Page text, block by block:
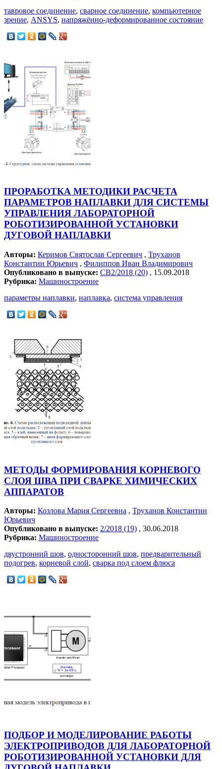
тавровое соединение, сварное соединение, компьютерное
зрение, ANSYS, напряжённо-деформированное состояние
ПРОРАБОТКА МЕТОДИКИ РАСЧЕТА
ПАРАМЕТРОВ НАПЛАВКИ ДЛЯ СИCТЕМЫ
УПРАВЛЕНИЯ ЛАБОРАТОРНОЙ
РОБОТИЗИРОВАННОЙ УСТАНОВКИ
ДУГОВОЙ НАПЛАВКИ
Авторы: Керимов Святослав Сергеевич , Труханов
Константин Юрьевич , Филиппов Иван Владимирович
Опубликовано в выпуске: СВ2/2018 (20) , 15.09.2018
Рубрика: Машиностроение
параметры наплавки, наплавка, система управления
МЕТОДЫ ФОРМИРОВАНИЯ КОРНЕВОГО
СЛОЯ ШВА ПРИ СВАРКЕ ХИМИЧЕСКИХ
АППАРАТОВ
Авторы: Козлова Мария Сергеевна , Труханов Константин
Юрьевич
Опубликовано в выпуске: 2/2018 (19) , 30.06.2018
Рубрика: Машиностроение
двустронний шов, односторонний шов, предварительный
подогрев, корневой слой, сварка под слоем флюса
ПОДБОР И МОДЕЛИРОВАНИЕ РАБОТЫ
ЭЛЕКТРОПРИВОДОВ ДЛЯ ЛАБОРАТОРНОЙ
РОБОТИЗИРОВАННОЙ УСТАНОВКИ ДЛЯ